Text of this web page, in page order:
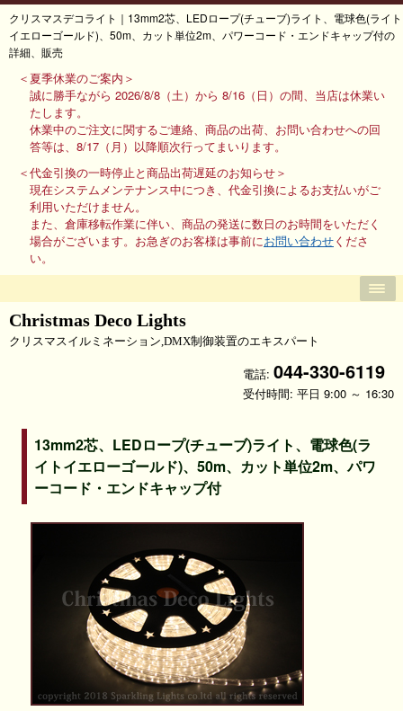
クリスマスデコライト｜13mm2芯、LEDロープ(チューブ)ライト、電球色(ライト
イエローゴールド)、50m、カット単位2m、パワーコード・エンドキャップ付の
詳細、販売
＜夏季休業のご案内＞
誠に勝手ながら 2026/8/8（土）から 8/16（日）の間、当店は休業い
たします。
休業中のご注文に関するご連絡、商品の出荷、お問い合わせへの回
答等は、8/17（月）以降順次行ってまいります。
＜代金引換の一時停止と商品出荷遅延のお知らせ＞
現在システムメンテナンス中につき、代金引換によるお支払いがご
利用いただけません。
また、倉庫移転作業に伴い、商品の発送に数日のお時間をいただく
場合がございます。お急ぎのお客様は事前にお問い合わせくださ
い。
Christmas Deco Lights
クリスマスイルミネーション,DMX制御装置のエキスパート
電話: 044-330-6119
受付時間: 平日 9:00 ～ 16:30
13mm2芯、LEDロープ(チューブ)ライト、電球色(ラ
イトイエローゴールド)、50m、カット単位2m、パワ
ーコード・エンドキャップ付